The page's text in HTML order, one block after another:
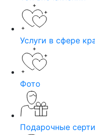
Услуги в сфере
Фото
Подарочные